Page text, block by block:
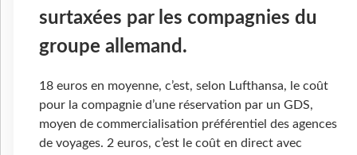
surtaxées par les compagnies du
groupe allemand.
18 euros en moyenne, c’est, selon Lufthansa, le coût
pour la compagnie d’une réservation par un GDS,
moyen de commercialisation préférentiel des agences
de voyages. 2 euros, c’est le coût en direct avec